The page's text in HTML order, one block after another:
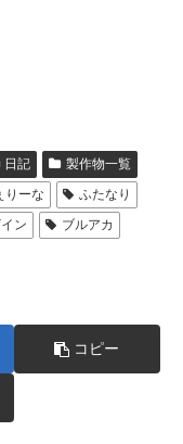
日記
製作物一覧
りーな
ふたなり
ン
ブルアカ
コピー